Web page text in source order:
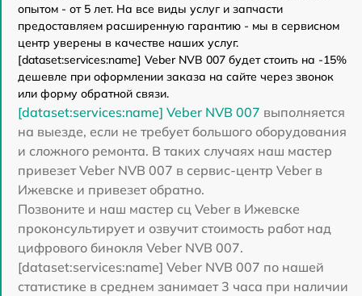
опытом - от 5 лет. На все виды услуг и запчасти
предоставляем расширенную гарантию - мы в сервисном
центр уверены в качестве наших услуг.
[dataset:services:name] Veber NVB 007 будет стоить на -15%
дешевле при оформлении заказа на сайте через звонок
или форму обратной связи.
[dataset:services:name] Veber NVB 007 выполняется
на выезде, если не требует большого оборудования
и сложного ремонта. В таких случаях наш мастер
привезет Veber NVB 007 в сервис-центр Veber в
Ижевске и привезет обратно.
Позвоните и наш мастер сц Veber в Ижевске
проконсультирует и озвучит стоимость работ над
цифрового бинокля Veber NVB 007.
[dataset:services:name] Veber NVB 007 по нашей
статистике в среднем занимает 3 часа при наличии